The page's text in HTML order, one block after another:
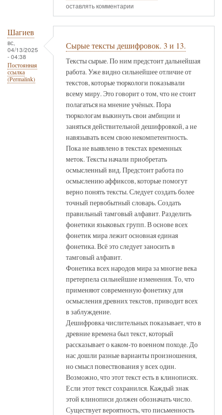
оставлять комментарии
Шагиев
вс,
04/13/2025
- 04:38
Постоянная
ссылка
(Permalink)
Сырые тексты дешифровок. 3 и 13.
Тексты сырые. По ним предстоит дальнейшая
работа. Уже видно сильнейшее отличие от
текстов, которые тюркологи показывали
всему миру. Это говорит о том, что не стоит
полагаться на мнение учёных. Пора
тюркологам выкинуть свои амбиции и
заняться действительной дешифровкой, а не
навязывать всем свою некомпетентность.
Пока не выявлено в текстах временных
меток. Тексты начали приобретать
осмысленный вид. Предстоит работа по
осмыслению аффиксов, которые помогут
верно понять тексты. Следует создать более
точный первобытный словарь. Создать
правильный тамговый алфавит. Разделить
фонетики языковых групп. В основе всех
фонетик мира лежит основная единая
фонетика. Всё это следует заносить в
тамговый алфавит.
Фонетика всех народов мира за многие века
претерпела сильнейшие изменения. То, что
применяют современную фонетику для
осмысления древних текстов, приводит всех
в заблуждение.
Дешифровка числительных показывает, что в
древние времена был текст, который
рассказывает о каком-то военном походе. До
нас дошли разные варианты произношения,
но смысл повествования у всех один.
Возможно, что этот текст есть в клинописях.
Если этот текст сохранился. Каждый знак
этой клинописи должен обозначать число.
Существует вероятность, что письменность